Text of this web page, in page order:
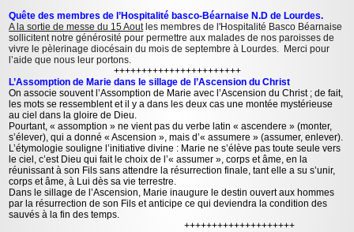
Quête des membres de l’Hospitalité basco-Béarnaise N.D de Lourdes.
A la sortie de messe du 15 Aoutles membres de l'Hospitalité Basco Béarnaise
sollicitent notre générosité pour permettre aux malades de nos paroisses de
vivre le pèlerinage diocésain du mois de septembre à Lourdes. Merci pour
l’aide que nous leur portons.
+++++++++++++++++++++++
L’Assomption de Marie dans le sillage de l’Ascension du Christ
On associe souvent l’Assomption de Marie avec l’Ascension du Christ ; de fait,
les mots se ressemblent et il y a dans les deux cas une montée mystérieuse
au ciel dans la gloire de Dieu.
Pourtant, « assomption » ne vient pas du verbe latin « ascendere » (monter,
s’élever), qui a donné « Ascension », mais d’« assumere » (assumer, enlever).
L’étymologie souligne l’initiative divine : Marie ne s’élève pas toute seule vers
le ciel, c’est Dieu qui fait le choix de l’« assumer », corps et âme, en la
réunissant à son Fils sans attendre la résurrection finale, tant elle a su s’unir,
corps et âme, à Lui dès sa vie terrestre.
Dans le sillage de l’Ascension, Marie inaugure le destin ouvert aux hommes
par la résurrection de son Fils et anticipe ce qui deviendra la condition des
sauvés à la fin des temps.
++++++++++++++++++++